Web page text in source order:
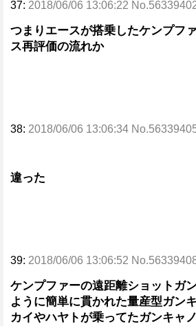
37: 2018/06/06 13:06:22
つまりエースが搭乗したケンプフ
ス再評価の流れか
38: 2018/06/06 13:06:34
違った
39: 2018/06/06 13:06:52
ケンプファーの遠距離ショットガ
ように簡単に貫かれた量産型ガン
カイやハヤトが乗ってたガンキャ